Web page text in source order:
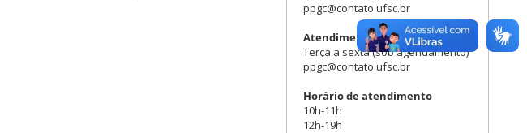
ppgc@contato.ufsc.br
Atendimento presencial
Terça a sexta (sob agendamento)
ppgc@contato.ufsc.br
Horário de atendimento
10h-11h
12h-19h